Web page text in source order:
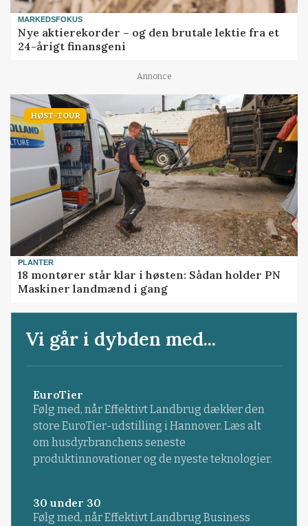
MARKEDSFOKUS
Nye aktierekorder – og den brutale lektie fra et
24-årigt finansgeni
Annonce
HØST-TOUR
PLANTER
18 montører står klar i høsten: Sådan holder PN
Maskiner landmænd i gang
Vi går i dybden med...
EuroTier
Følg med, når Effektivt Landbrug dækker den
store EuroTier-udstilling i Hannover. Læs alt
om husdyrbranchens seneste
produktinnovationer og de nyeste teknologier.
30 under 30
Følg med, når Effektivt Landbrug Business